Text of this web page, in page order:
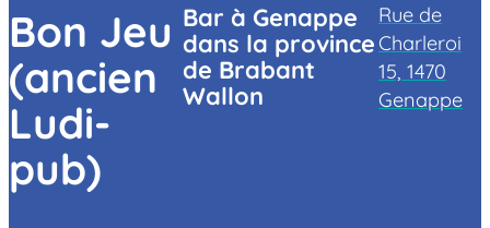
Bon Jeu
(ancien
Ludi-
pub)
Bar à Genappe
dans la province
de Brabant
Wallon
Rue de
Charleroi
15, 1470
Genappe